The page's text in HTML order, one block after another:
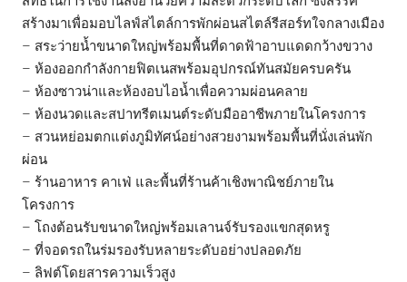
สร้างมาเพื่อมอบไลฟ์สไตล์การพักผ่อนสไตล์รีสอร์ทใจกลางเมือง
– สระว่ายน้ำขนาดใหญ่พร้อมพื้นที่ดาดฟ้าอาบแดดกว้างขวาง
– ห้องออกกำลังกายฟิตเนสพร้อมอุปกรณ์ทันสมัยครบครัน
– ห้องซาวน่าและห้องอบไอน้ำเพื่อความผ่อนคลาย
– ห้องนวดและสปาทรีตเมนต์ระดับมืออาชีพภายในโครงการ
– สวนหย่อมตกแต่งภูมิทัศน์อย่างสวยงามพร้อมพื้นที่นั่งเล่นพัก
ผ่อน
– ร้านอาหาร คาเฟ่ และพื้นที่ร้านค้าเชิงพาณิชย์ภายใน
โครงการ
– โถงต้อนรับขนาดใหญ่พร้อมเลานจ์รับรองแขกสุดหรู
– ที่จอดรถในร่มรองรับหลายระดับอย่างปลอดภัย
– ลิฟต์โดยสารความเร็วสูง